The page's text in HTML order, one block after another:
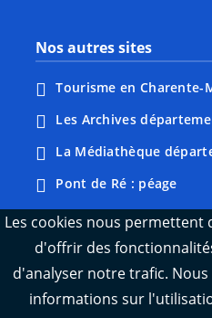
Nos autres sites
Tourisme en Charente-
Les Archives
La Médiathèque
Pont de Ré : péage
Webcams : Ré info trafic
Webcams : Oléron info
Manger 17
Les cookies nous permettent
d'offrir des
d'analyser notre trafic.
informations sur